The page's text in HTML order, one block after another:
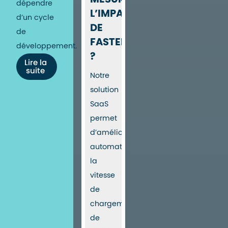
dépendre
d’un cycle
de
développement.
Lire la
suite
L’IMPACT
DE
FASTERIZE
?
Notre
solution
SaaS
permet
d’améliorer
automatiquement
la
vitesse
de
chargement
de